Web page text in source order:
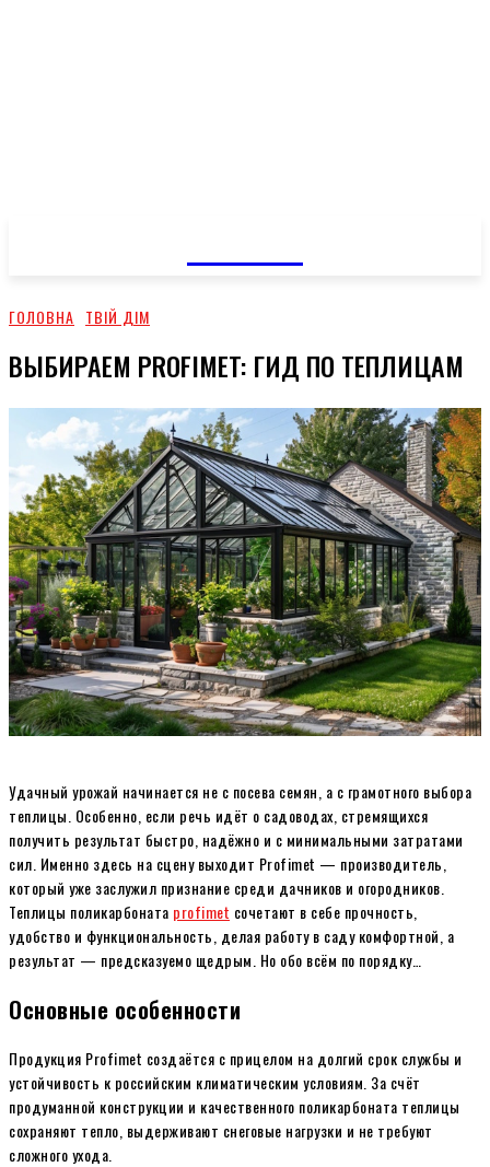
ГОЛОВНА ТВІЙ ДІМ
ВЫБИРАЕМ PROFIMET: ГИД ПО ТЕПЛИЦАМ
Удачный урожай начинается не с посева семян, а с грамотного выбора
теплицы. Особенно, если речь идёт о садоводах, стремящихся
получить результат быстро, надёжно и с минимальными затратами
сил. Именно здесь на сцену выходит Profimet — производитель,
который уже заслужил признание среди дачников и огородников.
Теплицы поликарбоната profimet сочетают в себе прочность,
удобство и функциональность, делая работу в саду комфортной, а
результат — предсказуемо щедрым. Но обо всём по порядку…
Основные особенности
Продукция Profimet создаётся с прицелом на долгий срок службы и
устойчивость к российским климатическим условиям. За счёт
продуманной конструкции и качественного поликарбоната теплицы
сохраняют тепло, выдерживают снеговые нагрузки и не требуют
сложного ухода.